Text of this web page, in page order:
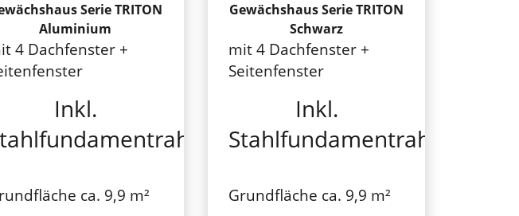
Serie TRITON
Aluminium
4 Dachfenster +
Inkl.
ca. 9,9 m²
Gewächshaus Serie TRITON
Schwarz
mit 4 Dachfenster +
Seitenfenster
Inkl.
Stahlfundamentrahmen
Grundfläche ca. 9,9 m²